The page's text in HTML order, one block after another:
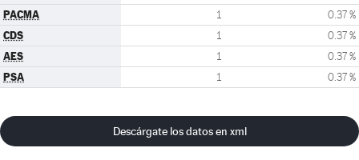
PACMA 1 0.37 %
CDS 1 0.37 %
AES 1 0.37 %
PSA 1 0.37 %
Descárgate los datos en xml